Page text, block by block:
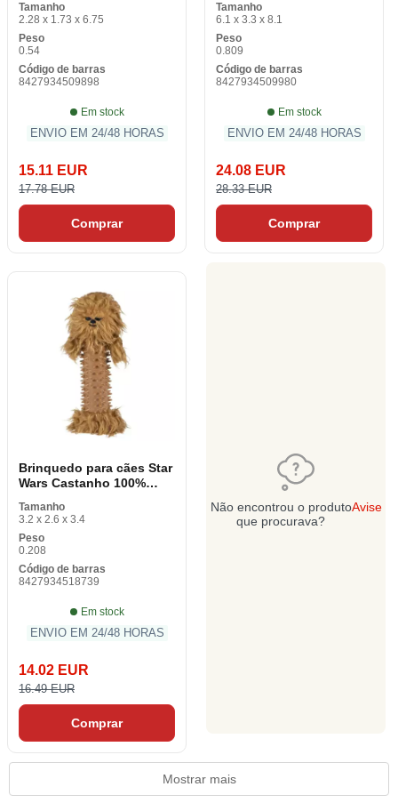
Tamanho
2.28 x 1.73 x 6.75
Peso
0.54
Código de barras
8427934509898
Em stock
ENVIO EM 24/48 HORAS
15.11 EUR
17.78 EUR
Comprar
Tamanho
6.1 x 3.3 x 8.1
Peso
0.809
Código de barras
8427934509980
Em stock
ENVIO EM 24/48 HORAS
24.08 EUR
28.33 EUR
Comprar
Brinquedo para cães Star
Wars Castanho 100%
Tamanho
3.2 x 2.6 x 3.4
Peso
0.208
Código de barras
8427934518739
Em stock
ENVIO EM 24/48 HORAS
14.02 EUR
16.49 EUR
Comprar
Não encontrou o produto
que procurava?
Avise
Mostrar mais